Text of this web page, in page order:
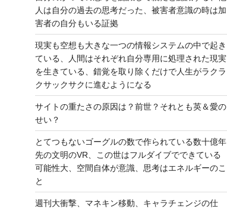
人は自分の過去の思考だった、被害者意識の時は加
害者の自分もいる証拠
現実も空想も大きな一つの情報システムの中で起き
ている、人間はそれぞれ自分専用に処理された現実
を生きている、錯覚を取り除くだけで人生がラクラ
クサックサクに進むようになる
サイトの重たさの原因は？前世？それとも英＆愛の
せい？
とてつもないゴーグルの数で作られている数十億年
先の文明のVR、この世はフルダイブでできている
可能性大、空間自体が意識、思考はエネルギーのこ
と
週刊大衝撃、マネキン移動、キャラチェンジの仕